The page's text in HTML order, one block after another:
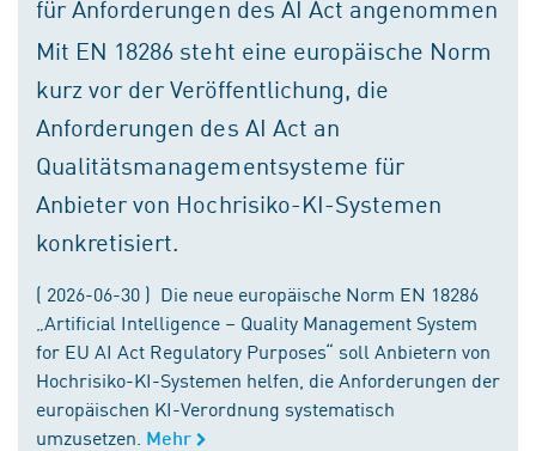
für Anforderungen des AI Act angenommen
Mit EN 18286 steht eine europäische Norm
kurz vor der Veröffentlichung, die
Anforderungen des AI Act an
Qualitätsmanagementsysteme für
Anbieter von Hochrisiko-KI-Systemen
konkretisiert.
( 2026-06-30 ) Die neue europäische Norm EN 18286
„Artificial Intelligence – Quality Management System
for EU AI Act Regulatory Purposes“ soll Anbietern von
Hochrisiko-KI-Systemen helfen, die Anforderungen der
europäischen KI-Verordnung systematisch
umzusetzen. Mehr